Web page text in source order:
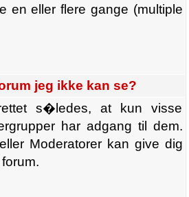
en eller flere gange (multiple
jeg ikke kan se?
s�ledes, at kun visse
har adgang til dem.
Moderatorer kan give dig